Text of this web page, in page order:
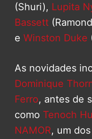
(Shuri), Lupita
Bassett
e Winston Duke
As novidades
Dominique
Ferro, antes de
como Tenoch
NAMOR, um